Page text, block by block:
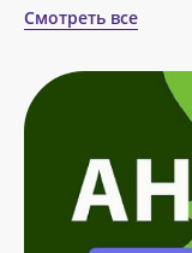
Смотреть все